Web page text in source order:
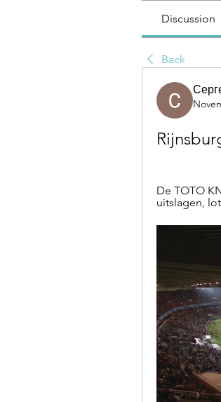
Discussion
Back
De TOTO
uitslagen,